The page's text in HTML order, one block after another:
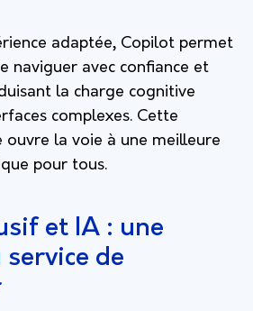
adaptée, Copilot permet
naviguer avec confiance et
la charge cognitive
complexes. Cette
ouvre la voie à une meilleure
pour tous.
et IA : une
de